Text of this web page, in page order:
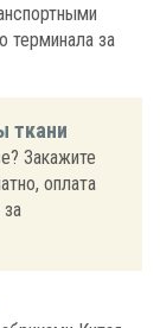
терминала за
ткани
Закажите
оплата